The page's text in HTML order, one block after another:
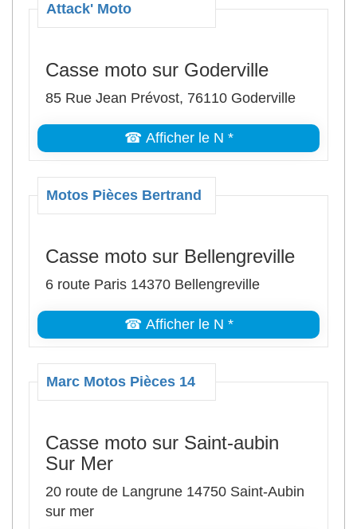
Attack' Moto
Casse moto sur Goderville
85 Rue Jean Prévost, 76110 Goderville
☎ Afficher le N *
Motos Pièces Bertrand
Casse moto sur Bellengreville
6 route Paris 14370 Bellengreville
☎ Afficher le N *
Marc Motos Pièces 14
Casse moto sur Saint-aubin
Sur Mer
20 route de Langrune 14750 Saint-Aubin
sur mer